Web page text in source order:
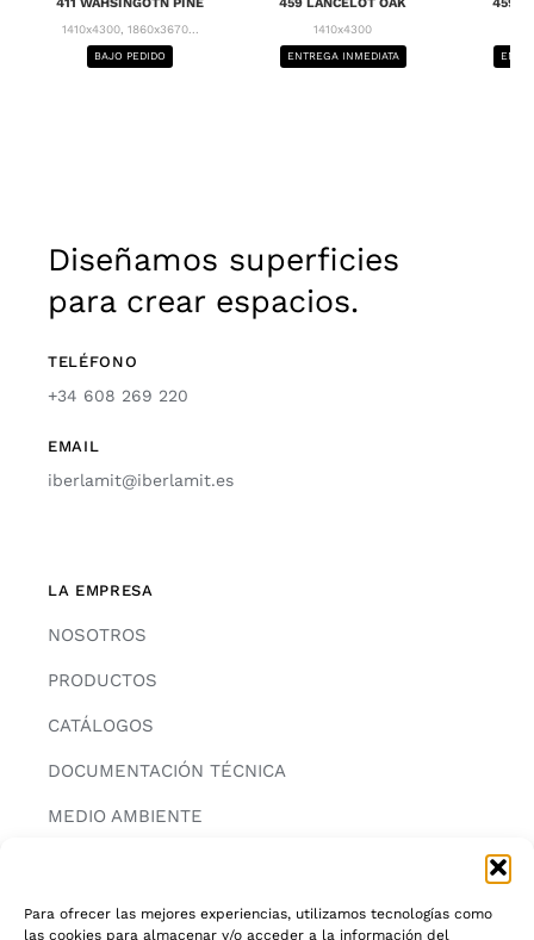
Para ofrecer las mejores experiencias, utilizamos tecnologías como
las cookies para almacenar y/o acceder a la información del
411 WAHSINGOTN PINE
1410x4300, 1860x3670...
BAJO PEDIDO
459 LANCELOT OAK
1410x4300
ENTREGA INMEDIATA
459
Diseñamos superficies
para crear espacios.
TELÉFONO
+34 608 269 220
EMAIL
iberlamit@iberlamit.es
LA EMPRESA
NOSOTROS
PRODUCTOS
CATÁLOGOS
DOCUMENTACIÓN TÉCNICA
MEDIO AMBIENTE